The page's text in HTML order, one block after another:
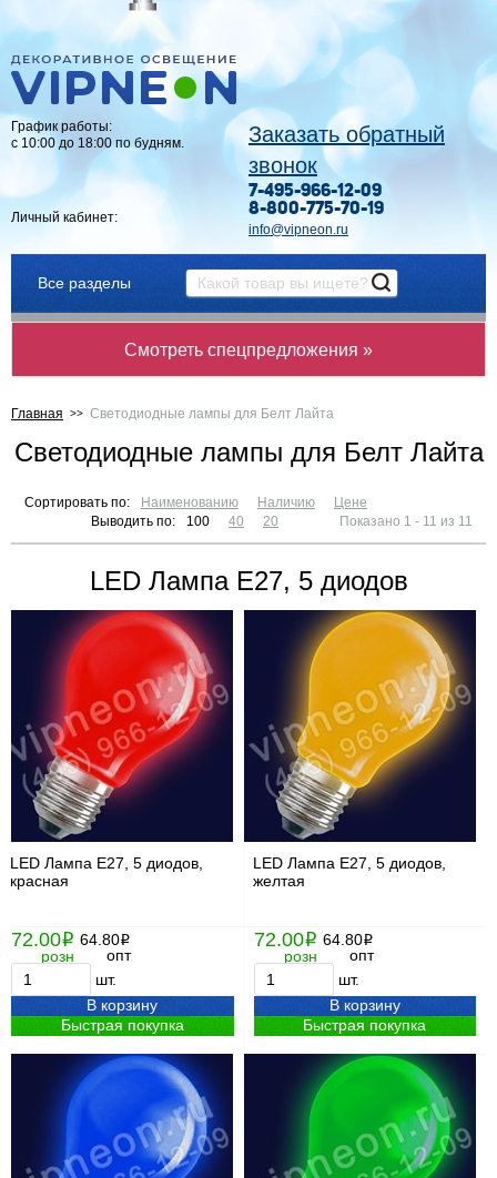
График работы:
с 10:00 до 18:00 по будням.
Личный кабинет:
Заказать обратный
звонок
7-495-966-12-09
8-800-775-70-19
info@vipneon.ru
Все разделы
Смотреть спецпредложения »
Главная Светодиодные лампы для Белт Лайта
Светодиодные лампы для Белт Лайта
Сортировать по: Наименованию Наличию
Цене
Выводить по:
100 40 20 Показано 1 - 11 из 11
LED Лампа Е27, 5 диодов
LED Лампа Е27, 5 диодов,
красная
72.00i
розн
64.80i
опт
шт.
В корзину
Быстрая покупка
LED Лампа Е27, 5 диодов,
желтая
72.00i
розн
64.80i
опт
шт.
В корзину
Быстрая покупка